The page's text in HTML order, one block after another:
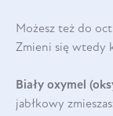
Możesz też do
Zmieni się wtedy
Biały oxymel
jabłkowy